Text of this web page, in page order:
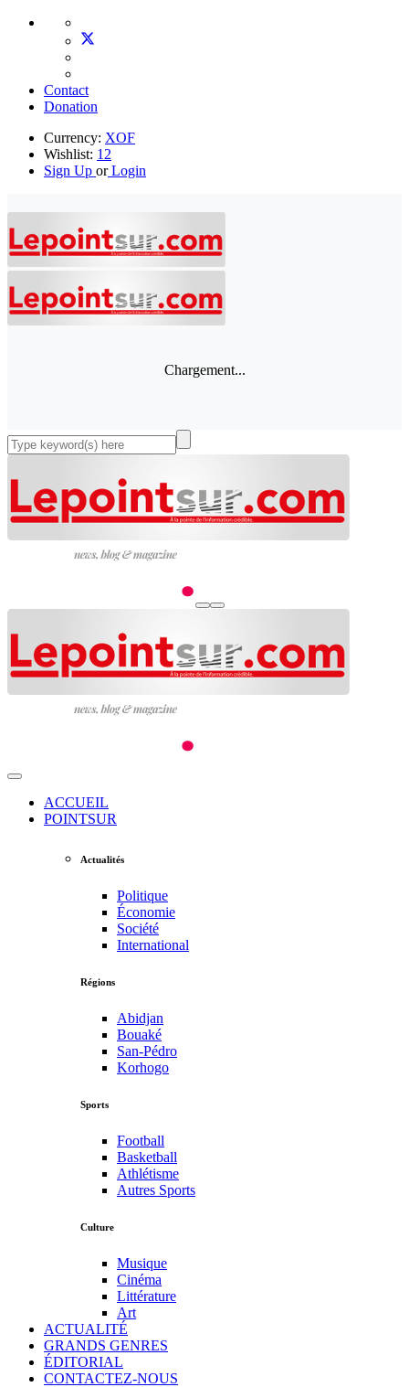
Contact
Donation
Currency: XOF
Wishlist: 12
Sign Up orLogin
Chargement...
ACCUEIL
POINTSUR
Actualités
Politique
Économie
Société
International
Régions
Abidjan
Bouaké
San-Pédro
Korhogo
Sports
Football
Basketball
Athlétisme
Autres Sports
Culture
Musique
Cinéma
Littérature
Art
ACTUALITÉ
GRANDS GENRES
ÉDITORIAL
CONTACTEZ-NOUS